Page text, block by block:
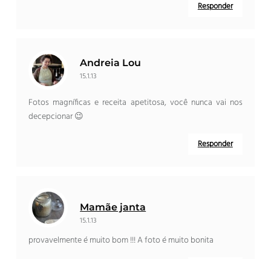
Responder
Andreia Lou
15.1.13
Fotos magníficas e receita apetitosa, você nunca vai nos
decepcionar 😉
Responder
Mamãe janta
15.1.13
provavelmente é muito bom !!! A foto é muito bonita